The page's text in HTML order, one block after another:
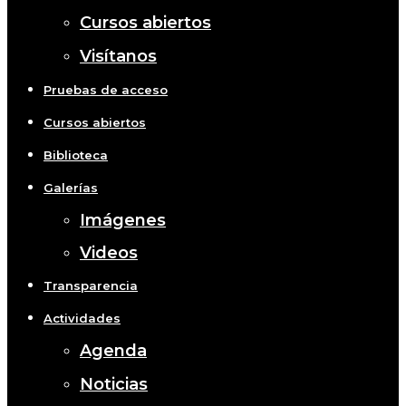
Cursos abiertos
Visítanos
Pruebas de acceso
Cursos abiertos
Biblioteca
Galerías
Imágenes
Videos
Transparencia
Actividades
Agenda
Noticias